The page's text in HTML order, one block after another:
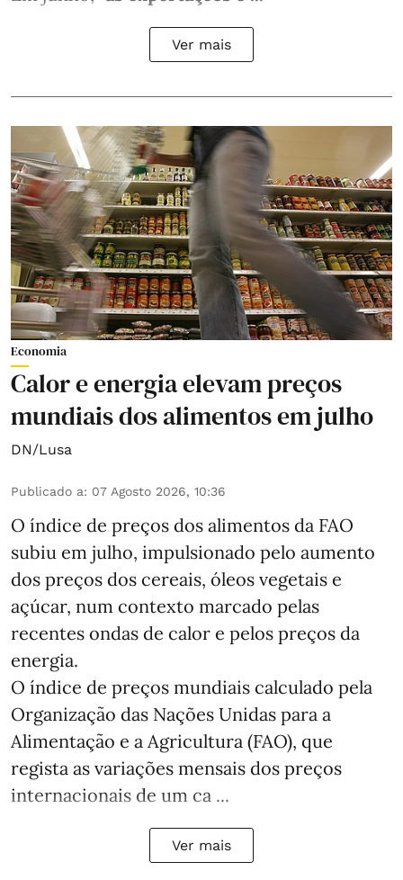
Ver mais
Economia
Calor e energia elevam preços
mundiais dos alimentos em julho
DN/Lusa
Publicado a: 07 Agosto 2026, 10:36
O índice de preços dos alimentos da FAO
subiu em julho, impulsionado pelo aumento
dos preços dos cereais, óleos vegetais e
açúcar, num contexto marcado pelas
recentes ondas de calor e pelos preços da
energia.
O índice de preços mundiais calculado pela
Organização das Nações Unidas para a
Alimentação e a Agricultura (FAO), que
regista as variações mensais dos preços
internacionais de um ca ...
Ver mais